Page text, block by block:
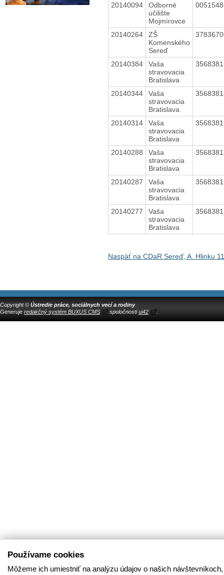
20140094
Odborné
učilište
Mojmírovce
20140264
ZŠ
Komenského
Sereď
20140384
Vaša
stravovacia
Bratislava
20140344
Vaša
stravovacia
Bratislava
20140314
Vaša
stravovacia
Bratislava
20140288
Vaša
stravovacia
Bratislava
20140287
Vaša
stravovacia
Bratislava
20140277
Vaša
stravovacia
Bratislava
Naspäť na CDaR Sereď, A. Hlinku
Copyright © Ústredie práce, sociálnych vecí a rodiny
Generuje redakčný systém BUXUS CMS spoločnostiui42
Používame cookies
Môžeme ich umiestniť na analýzu údajov o našich